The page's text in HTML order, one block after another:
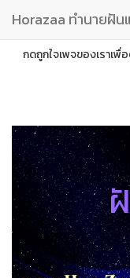
Horazaa ทำนายฝั
กดถูกใจเพจของเราเ